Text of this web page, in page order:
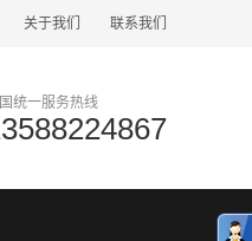
关于我们 联系我们
统一服务热线